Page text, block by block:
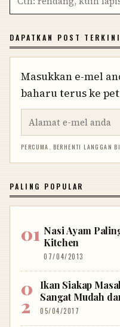
DAPATKAN POST TERKINI
Masukkan e-mel
baharu terus ke
PERCUMA. BERHENTI LANGGAN
PALING POPULAR
Nasi Ayam
Kitchen
07/04/2013
Ikan Siakap
Sangat Mudah
05/04/2017